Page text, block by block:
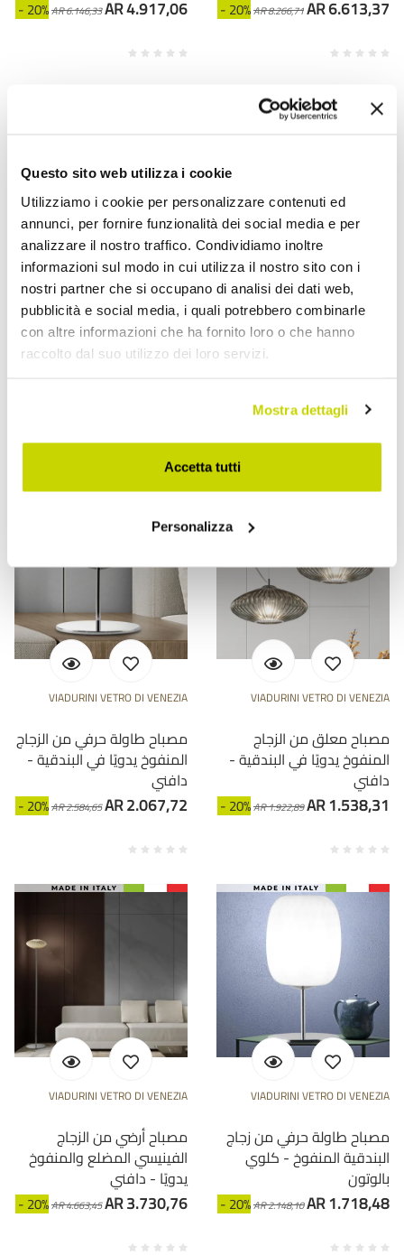
Questo sito web utilizza i cookie
Utilizziamo i cookie per personalizzare contenuti ed
annunci, per fornire funzionalità dei social media e per
analizzare il nostro traffico. Condividiamo inoltre
informazioni sul modo in cui utilizza il nostro sito con i
nostri partner che si occupano di analisi dei dati web,
pubblicità e social media, i quali potrebbero combinarle
con altre informazioni che ha fornito loro o che hanno
raccolto dal suo utilizzo dei loro servizi.
Mostra dettagli
Accetta tutti
Personalizza
- 20%AR 6.146,33AR 4.917,06 - 20%AR 8.266,71AR 6.613,37
VIADURINI VETRO DI VENEZIA
مصباح معلق من الزجاج
الفينيسي المنفوخ يدويًا -
VIADURINI VETRO DI VENEZIA
مصباح طاولة من الزجاج
الفينيسي المنفوخ - داليا
AR 4.594,16AR 3.675,32
VIADURINI VETRO DI VENEZIA
مصباح طاولة حرفي من الزجاج
المنفوخ يدويًا في البندقية -
دافني
- 20%AR 2.584,65AR 2.067,72
VIADURINI VETRO DI VENEZIA
مصباح معلق من الزجاج
المنفوخ يدويًا في البندقية -
دافني
- 20%AR 1.922,89AR 1.538,31
VIADURINI VETRO DI VENEZIA
مصباح أرضي من الزجاج
الفينيسي المضلع والمنفوخ
يدويًا - دافني
- 20%AR 4.663,45AR 3.730,76
VIADURINI VETRO DI VENEZIA
مصباح طاولة حرفي من زجاج
البندقية المنفوخ - كلوي
بالوتون
- 20%AR 2.148,10AR 1.718,48